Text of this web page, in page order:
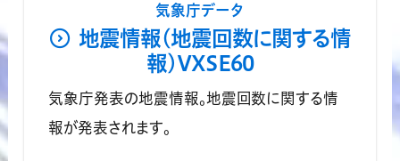
気象庁データ
地震情報(地震回数に関する情
報)VXSE60
気象庁発表の地震情報。地震回数に関する情
報が発表されます。